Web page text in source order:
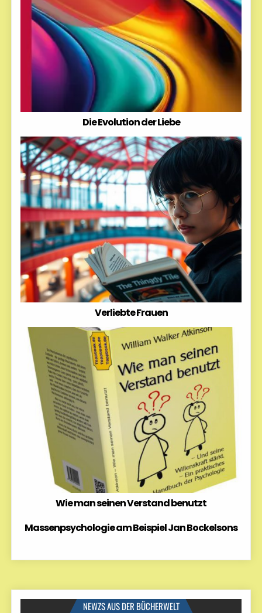
Die Evolution der Liebe
Verliebte Frauen
Wie man seinen Verstand benutzt
Massenpsychologie am Beispiel Jan Bockelsons
NEWZS AUS DER BÜCHERWELT